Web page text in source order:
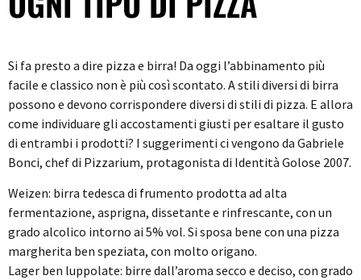
Si fa presto a dire pizza e birra! Da oggi l’abbinamento più
facile e classico non è più così scontato. A stili diversi di birra
possono e devono corrispondere diversi di stili di pizza. E allora
come individuare gli accostamenti giusti per esaltare il gusto
di entrambi i prodotti? I suggerimenti ci vengono da Gabriele
Bonci, chef di Pizzarium, protagonista di Identità Golose 2007.
Weizen: birra tedesca di frumento prodotta ad alta
fermentazione, asprigna, dissetante e rinfrescante, con un
grado alcolico intorno ai 5% vol. Si sposa bene con una pizza
margherita ben speziata, con molto origano.
Lager ben luppolate: birre dall’aroma secco e deciso, con grado